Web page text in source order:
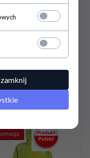
Standard
280,72
PLN / 319,00 PLN*